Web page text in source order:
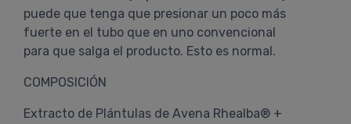
puede que tenga que presionar un poco más
fuerte en el tubo que en uno convencional
para que salga el producto. Esto es normal.
COMPOSICIÓN
Extracto de Plántulas de Avena Rhealba® +